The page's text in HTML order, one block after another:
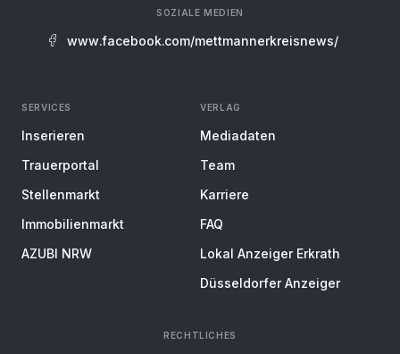
SOZIALE MEDIEN
www.facebook.com/mettmannerkreisnews/
SERVICES
Inserieren
Trauerportal
Stellenmarkt
Immobilienmarkt
AZUBI NRW
VERLAG
Mediadaten
Team
Karriere
FAQ
Lokal Anzeiger Erkrath
Düsseldorfer Anzeiger
RECHTLICHES